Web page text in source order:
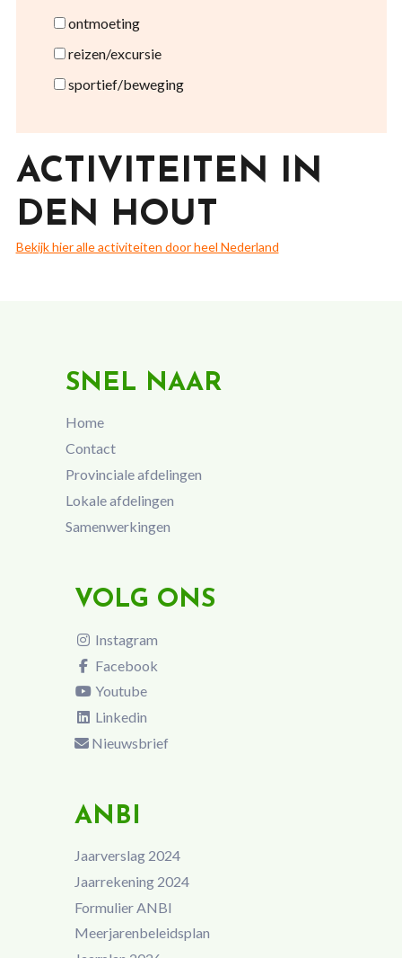
ontmoeting
reizen/excursie
sportief/beweging
ACTIVITEITEN IN
DEN HOUT
Bekijk hier alle activiteiten door heel Nederland
SNEL NAAR
Home
Contact
Provinciale afdelingen
Lokale afdelingen
Samenwerkingen
VOLG ONS
Instagram
Facebook
Youtube
Linkedin
Nieuwsbrief
ANBI
Jaarverslag 2024
Jaarrekening 2024
Formulier ANBI
Meerjarenbeleidsplan